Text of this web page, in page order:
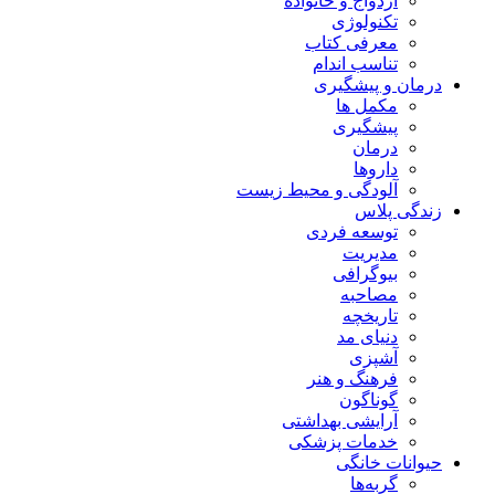
تکنولوژی
معرفی کتاب
تناسب اندام
درمان و پیشگیری
مکمل ها
پیشگیری
درمان
داروها
آلودگی و محیط زیست
زندگی پلاس
توسعه فردی
مدیریت
بیوگرافی
مصاحبه
تاریخچه
دنیای مد
آشپزی
فرهنگ و هنر
گوناگون
آرایشی بهداشتی
خدمات پزشکی
حیوانات خانگی
گربه‌ها